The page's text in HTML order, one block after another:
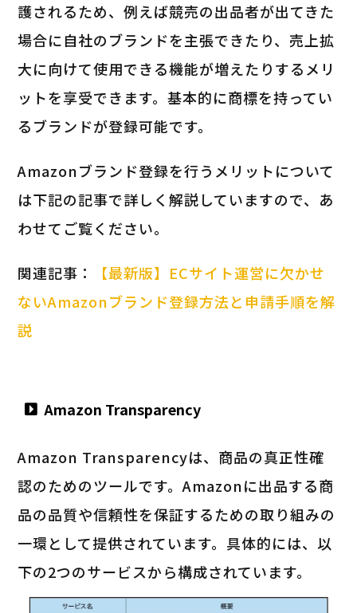
護されるため、例えば競売の出品者が出てきた
場合に自社のブランドを主張できたり、売上拡
大に向けて使用できる機能が増えたりするメリ
ットを享受できます。基本的に商標を持ってい
るブランドが登録可能です。
Amazonブランド登録を行うメリットについて
は下記の記事で詳しく解説していますので、あ
わせてご覧ください。
関連記事：
【最新版】ECサイト運営に欠かせ
ないAmazonブランド登録方法と申請手順を解
説
Amazon Transparency
Amazon Transparencyは、商品の真正性確
認のためのツールです。Amazonに出品する商
品の品質や信頼性を保証するための取り組みの
一環として提供されています。具体的には、以
下の2つのサービスから構成されています。